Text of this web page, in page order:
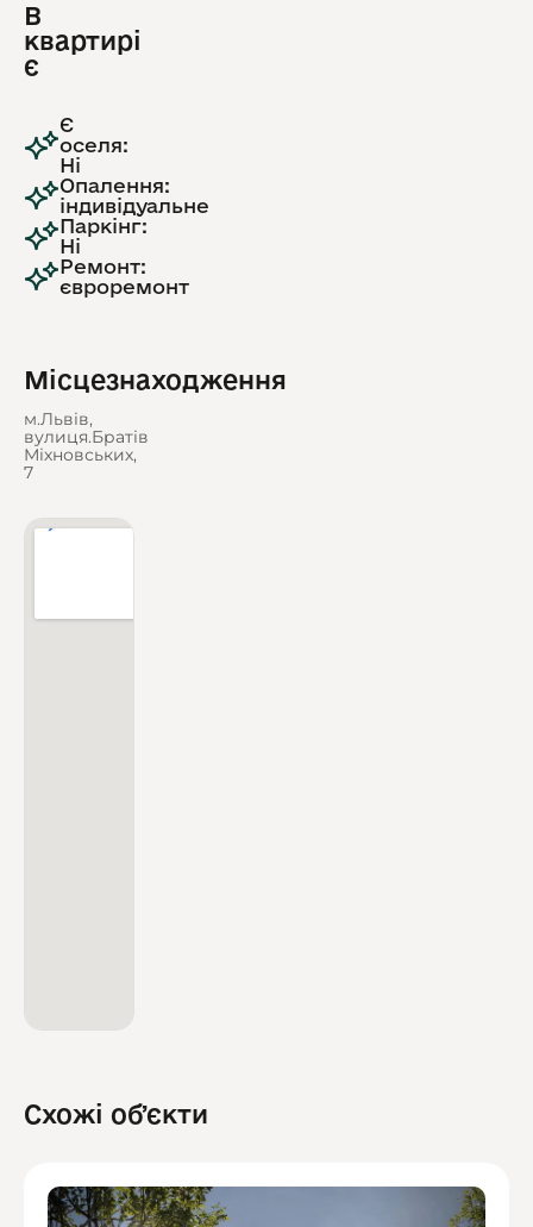
В
квартирі
є
Є
оселя:
Ні
Опалення:
індивідуальне
Паркінг:
Ні
Ремонт:
євроремонт
Місцезнаходження
м.Львів,
вулиця.Братів
Міхновських,
7
Схожі обʼєкти